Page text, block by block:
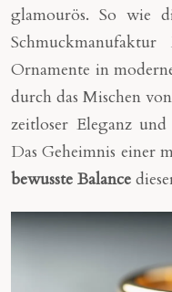
glamourös. So wie
Ornamente in
durch das Mischen
zeitloser Eleganz
Das Geheimnis einer
bewusste Balance